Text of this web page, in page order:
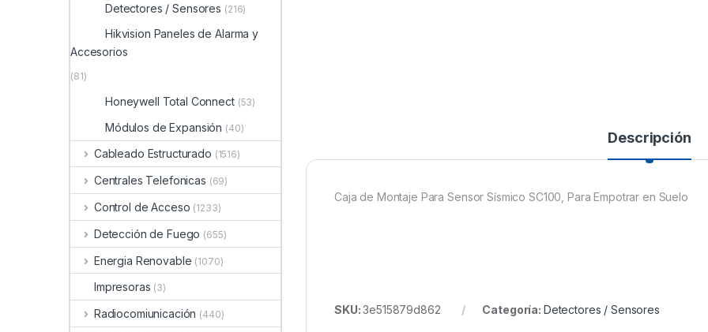
Descripción
Caja de Montaje Para Sensor Sísmico SC100, Para Empotrar en Suelo
SKU:3e515879d862 Categoría: Detectores / Sensores
Detectores / Sensores (216)
Hikvision Paneles de Alarma y
Accesorios
(81)
Honeywell Total Connect (53)
Módulos de Expansión (40)
Cableado Estructurado (1516)
Centrales Telefonicas (69)
Control de Acceso (1233)
Detección de Fuego (655)
Energia Renovable (1070)
Impresoras (3)
Radiocomiunicación (440)